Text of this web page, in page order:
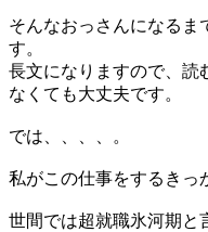
そんなおっさんになるま
す。
長文になりますので、読
なくても大丈夫です。
では、、、、。
私がこの仕事をするきっ
世間では超就職氷河期と